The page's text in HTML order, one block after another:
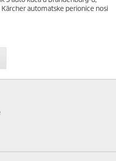
automatske perionice nosi